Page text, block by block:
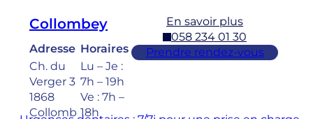
Collombey
Adresse
Ch. du
Verger 3
1868
Collomb
Horaires
Lu – Je :
7h – 19h
Ve : 7h –
18h
En savoir plus
058 234 01 30
Prendre rendez-vous